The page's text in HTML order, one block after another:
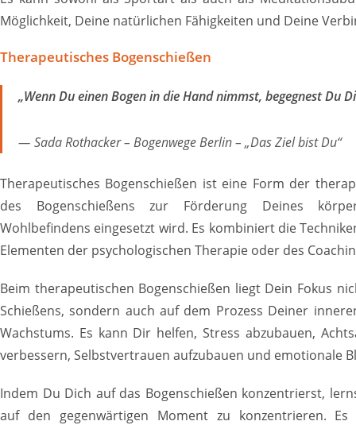
Möglichkeit, Deine natürlichen Fähigkeiten und Deine
Therapeutisches Bogenschießen
„Wenn Du einen Bogen in die Hand nimmst, begegnest Du
Sada Rothacker – Bogenwege Berlin – „Das Ziel bist Du“
Therapeutisches Bogenschießen ist eine Form der
des Bogenschießens zur Förderung Deines
Wohlbefindens eingesetzt wird. Es kombiniert die
Elementen der psychologischen Therapie oder des
Beim therapeutischen Bogenschießen liegt Dein Fokus
Schießens, sondern auch auf dem Prozess Deiner
Wachstums. Es kann Dir helfen, Stress abzubauen,
verbessern, Selbstvertrauen aufzubauen und emotionale
Indem Du Dich auf das Bogenschießen konzentrierst,
auf den gegenwärtigen Moment zu konzentrieren.